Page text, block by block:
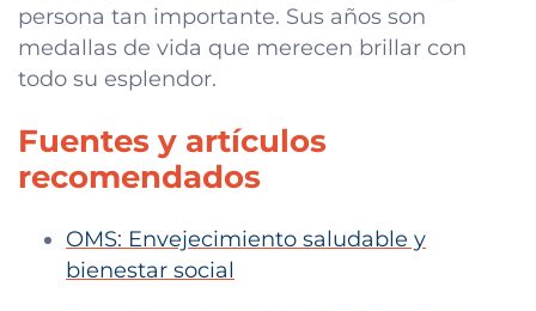
persona tan importante. Sus años son
medallas de vida que merecen brillar con
todo su esplendor.
Fuentes y artículos
recomendados
OMS: Envejecimiento saludable y
bienestar social